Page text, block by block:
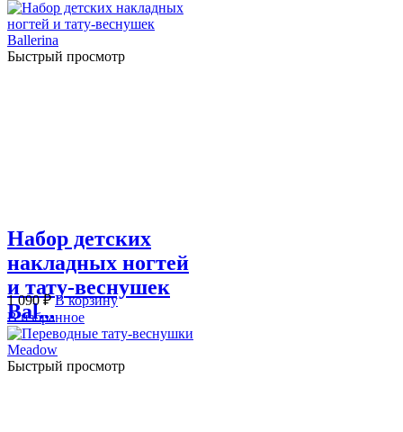
Быстрый просмотр
Набор детских
накладных ногтей
и тату-веснушек
Bal...
1 090₽ В корзину
В избранное
Быстрый просмотр